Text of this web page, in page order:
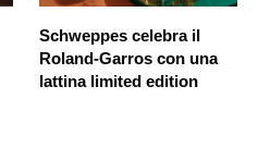
Schweppes celebra il
Roland-Garros con una
lattina limited edition